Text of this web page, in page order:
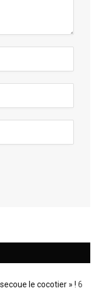
le cocotier » ! 6